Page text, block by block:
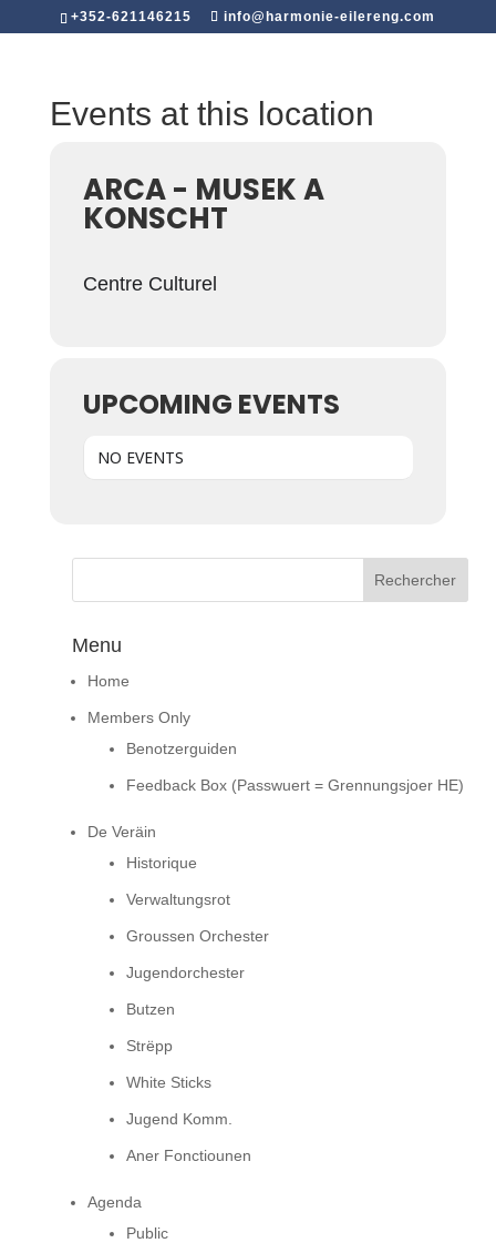
+352-621146215 info@harmonie-eilereng.com
Events at this location
ARCA - MUSEK A
KONSCHT
Centre Culturel
UPCOMING EVENTS
NO EVENTS
Menu
Home
Members Only
Benotzerguiden
Feedback Box (Passwuert = Grennungsjoer HE)
De Veräin
Historique
Verwaltungsrot
Groussen Orchester
Jugendorchester
Butzen
Strëpp
White Sticks
Jugend Komm.
Aner Fonctiounen
Agenda
Public